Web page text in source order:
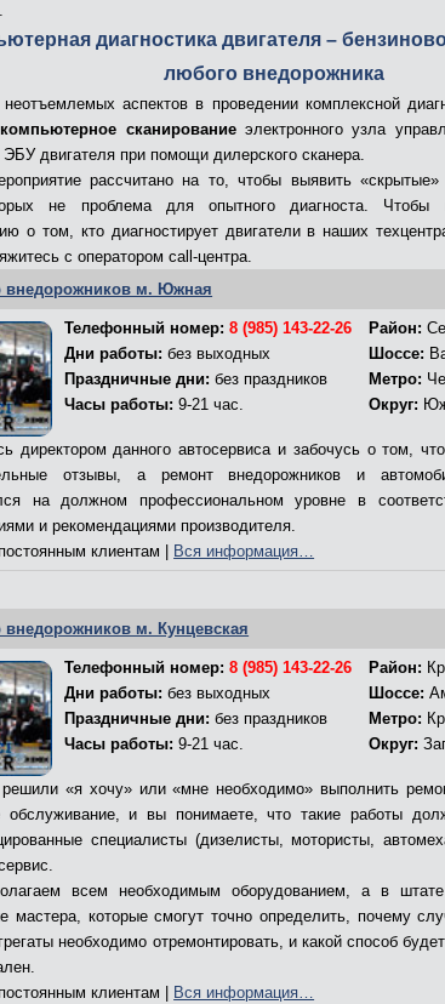
.
диагностика двигателя –
любого внедорожника
аспектов в проведении комплексной
компьютерное сканированиеэлектронного узла
двигателя при помощи дилерского сканера.
рассчитано на то, чтобы выявить
не проблема для опытного диагноста. Чтобы
о том, кто диагностирует двигатели в наших
с оператором call-центра.
внедорожников м. Южная
Телефонный номер:8 (985) 143-22-26
Дни работы: без выходных
Праздничные дни: без праздников
Часы работы: 9-21 час.
Район:
Шоссе:
Метро:
Округ:
директором данного автосервиса и забочусь о том,
отзывы, а ремонт внедорожников и
на должном профессиональном уровне в
и рекомендациями производителя.
постоянным клиентам | Вся информация…
внедорожников м. Кунцевская
Телефонный номер:8 (985) 143-22-26
Дни работы: без выходных
Праздничные дни: без праздников
Часы работы: 9-21 час.
Район:
Шоссе:
Метро:
Округ:
«я хочу» или «мне необходимо» выполнить
обслуживание, и вы понимаете, что такие работы
специалисты (дизелисты, мотористы,
всем необходимым оборудованием, а в
мастера, которые смогут точно определить, почему
необходимо отремонтировать, и какой способ
постоянным клиентам | Вся информация…